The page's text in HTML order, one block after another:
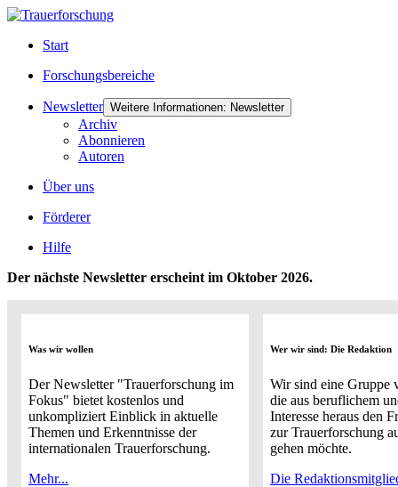
Start
Forschungsbereiche
Newsletter Weitere Informationen: Newsletter
Archiv
Abonnieren
Autoren
Über uns
Förderer
Hilfe
Der nächste Newsletter erscheint im Oktober 2026.
Was wir wollen
Der Newsletter "Trauerforschung im
Fokus" bietet kostenlos und
unkompliziert Einblick in aktuelle
Themen und Erkenntnisse der
internationalen Trauerforschung.
Mehr...
Wer wir sind: Die Redaktion
Wir sind eine Gruppe
die aus beruflichem
Interesse heraus den
zur Trauerforschung
gehen möchte.
Die